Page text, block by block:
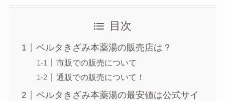
目次
ベルタきざみ本薬湯の販売店は？
市販での販売について
通販での販売について！
ベルタきざみ本薬湯の最安値は公式サイ